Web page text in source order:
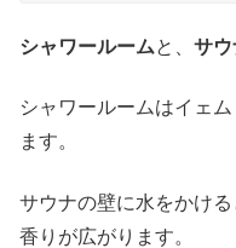
シャワールームと、 サウ
シャワールームはイェ
ます。
サウナの壁に水をかけ
香りが広がります。